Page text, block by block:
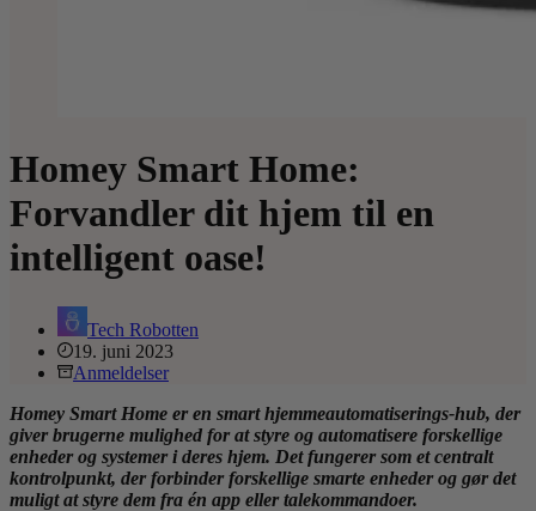
Homey Smart Home:
Forvandler dit hjem til en
intelligent oase!
Tech Robotten
19. juni 2023
Anmeldelser
Homey Smart Home er en smart hjemmeautomatiserings-hub, der
giver brugerne mulighed for at styre og automatisere forskellige
enheder og systemer i deres hjem. Det fungerer som et centralt
kontrolpunkt, der forbinder forskellige smarte enheder og gør det
muligt at styre dem fra én app eller talekommandoer.